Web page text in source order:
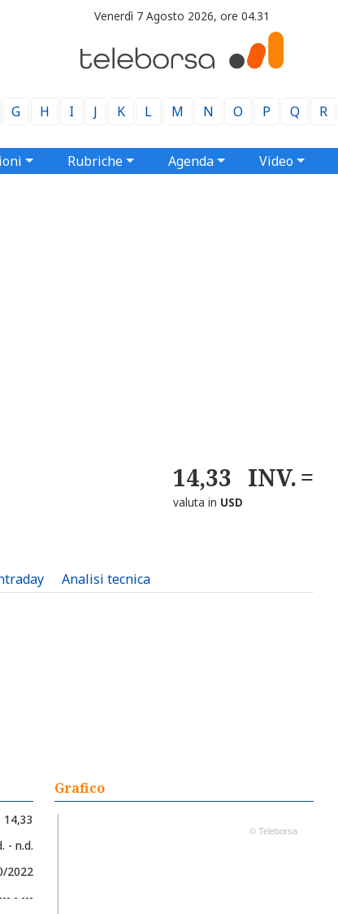
Venerdì 7 Agosto 2026, ore 04.31
G H I J K L M N O P Q R
Rubriche Agenda Video
14,33 INV.
valuta in USD
Analisi tecnica
14,33
- n.d.
2022
- ---
Grafico
© Teleborsa